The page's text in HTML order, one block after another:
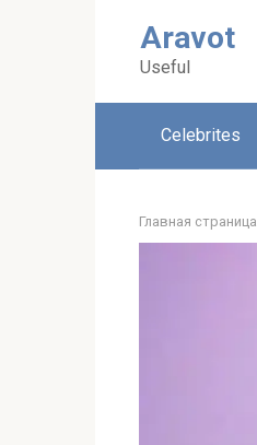
Aravot
Useful
Celebrites
Главная страница